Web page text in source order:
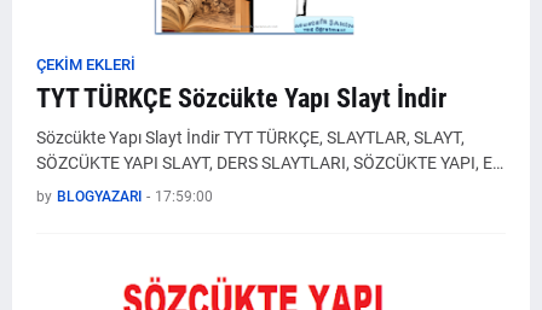
ÇEKİM EKLERİ
TYT TÜRKÇE Sözcükte Yapı Slayt İndir
Sözcükte Yapı Slayt İndir TYT TÜRKÇE, SLAYTLAR, SLAYT,
SÖZCÜKTE YAPI SLAYT, DERS SLAYTLARI, SÖZCÜKTE YAPI, E…
by BLOGYAZARI - 17:59:00